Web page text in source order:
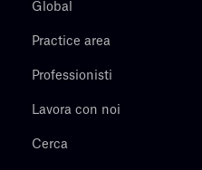
Global
Practice area
Professionisti
Lavora con noi
Cerca